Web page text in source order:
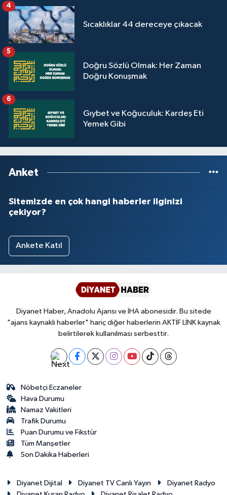
Sıcaklıklar 44 dereceye çıkacak
4
Doğru Sözlü Olmak: Her Zaman
Doğru Konuşmak
5
Gıybet ve Koğuculuk: Kardeş Eti
Yemek Gibi
6
Anket
Sitemizde en çok hangi haberler ilginizi
çekiyor?
Ankete Katıl
Diyanet Haber, Anadolu Ajansı ve İHA abonesidir. Bu sitede
"ajans kaynaklı haberler" hariç diğer haberlerin AKTİF LİNK kaynak
belirtilerek kullanılması serbesttir.
Nöbetçi Eczaneler
Hava Durumu
Namaz Vakitleri
Trafik Durumu
Puan Durumu ve Fikstür
Tüm Manşetler
Son Dakika Haberleri
Diyanet Dijital Diyanet TV Canlı Yayın
Diyanet Radyo
Sinop Müftülüğü
Sivas Müftülüğü
Şanlıurfa Müftülüğü
Tekirdağ Müftülüğü
Tokat Müftülüğü
Trabzon Müftülüğü
Tunceli Müftülüğü
Van Müftülüğü
Zonguldak Müftülüğü